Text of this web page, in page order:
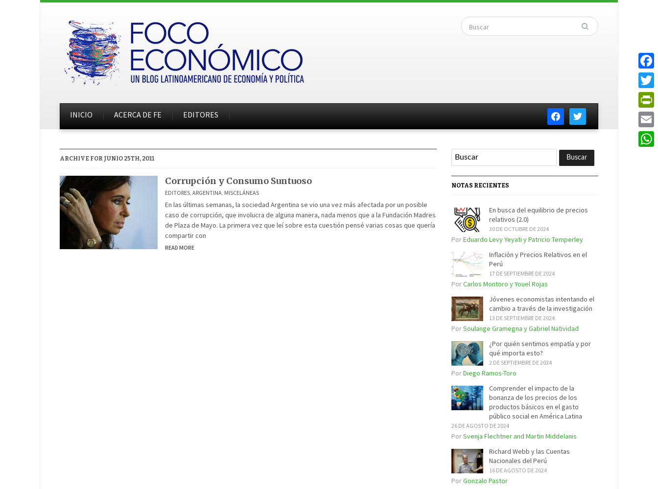
facebooktwitter
INICIO ACERCA DE FE EDITORES
ARCHIVE FOR JUNIO 25TH, 2011
Corrupción y Consumo Suntuoso
EDITORES, ARGENTINA, MISCELÁNEAS
En las últimas semanas, la sociedad Argentina se vio una vez más afectada por un posible
caso de corrupción, que involucra de alguna manera, nada menos que a la Fundación Madres
de Plaza de Mayo. La primera vez que leí sobre esta cuestión pensé varias cosas que quería
compartir con
READ MORE
NOTAS RECIENTES
En busca del equilibrio de precios
relativos (2.0)
30 DE OCTUBRE DE 2024
PorEduardo Levy Yeyati y Patricio Temperley
Inflación y Precios Relativos en el
Perú
17 DE SEPTIEMBRE DE 2024
PorCarlos Montoro y Youel Rojas
Jóvenes economistas intentando el
cambio a través de la investigación
13 DE SEPTIEMBRE DE 2024
PorSoulange Gramegna y Gabriel Natividad
¿Por quién sentimos empatía y por
qué importa esto?
2 DE SEPTIEMBRE DE 2024
PorDiego Ramos-Toro
Comprender el impacto de la
bonanza de los precios de los
productos básicos en el gasto
público social en América Latina
26 DE AGOSTO DE 2024
PorSvenja Flechtner and Martin Middelanis
Richard Webb y las Cuentas
Nacionales del Perú
16 DE AGOSTO DE 2024
PorGonzalo Pastor
Email